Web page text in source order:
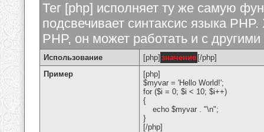
Тег [php] исполняет ту же самую
подсвечивает синтаксис языка
PHP, он может работать и с
Использование [php] значение [/php]
Пример
[php]
$myvar = 'Hello World!';
for ($i = 0; $i < 10; $i++)
{
echo $myvar . "\n";
}
[/php]